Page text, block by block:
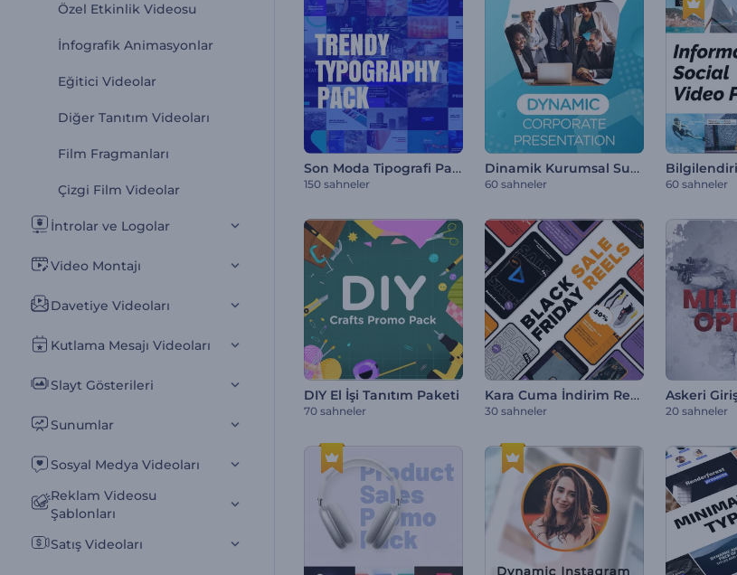
Özel Etkinlik Videosu
İnfografik Animasyonlar
Eğitici Videolar
Diğer Tanıtım Videoları
Film Fragmanları
Çizgi Film Videolar
İntrolar ve Logolar
Video Montajı
Davetiye Videoları
Kutlama Mesajı Videoları
Slayt Gösterileri
Sunumlar
Sosyal Medya Videoları
Reklam Videosu
Şablonları
Satış Videoları
Son Moda Tipografi Paketi
150 sahneler
Dinamik Kurumsal Sunumlar
60 sahneler 60 sahneler
DIY El İşi Tanıtım Paketi
70 sahneler
Kara Cuma İndirim Reels
30 sahneler 20 sahneler